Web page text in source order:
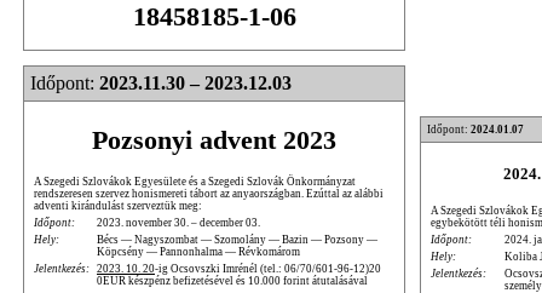
18458185-1-06
Időpont: 2023.11.30 – 2023.12.03
Pozsonyi advent 2023
A Szegedi Szlovákok Egyesülete és a Szegedi Szlovák Önkormányzat
rendszeresen szervez honismereti tábort az anyaországban. Ezúttal az alábbi
adventi kirándulást szerveztük meg:
Időpont:
2023. november 30. – december 03.
Hely:
Bécs — Nagyszombat — Szomolány — Bazin — Pozsony —
Köpcsény — Pannonhalma — Révkomárom
Jelentkezés: 2023. 10. 20-ig Ocsovszki Imrénél (tel.: 06/70/601-96-12)20
0EUR készpénz befizetésével és 10.000 forint átutalásával
Időpont: 2024.01.07
A Szegedi Szlovákok
egybekötött téli
Időpont:
2024.
Hely:
Koliba
Jelentkezés: